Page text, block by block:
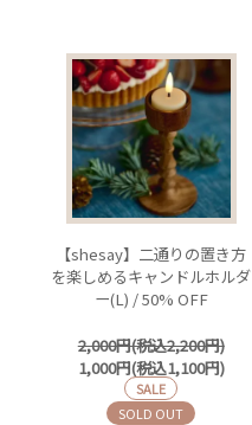
【shesay】二通りの置き方
を楽しめるキャンドルホルダ
ー(L) / 50% OFF
2,000円(税込2,200円)
1,000円(税込1,100円)
SALE
SOLD OUT